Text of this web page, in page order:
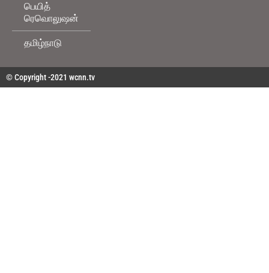
பெயித்
ரெவொலுஷன்
தமிழ்நாடு
© Copyright -2021 wcnn.tv